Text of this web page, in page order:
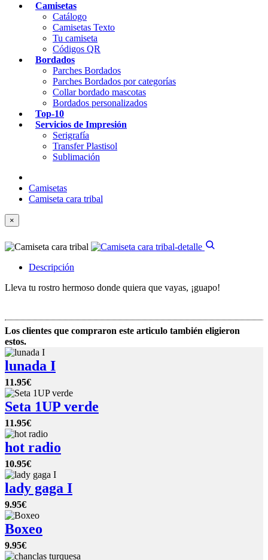
Camisetas
Catálogo
Camisetas Texto
Tu camiseta
Códigos QR
Bordados
Parches Bordados
Parches Bordados por categorías
Collar bordado mascotas
Bordados personalizados
Top-10
Servicios de Impresión
Serigrafía
Transfer Plastisol
Sublimación
Camisetas
Camiseta cara tribal
×
Descripción
Lleva tu rostro hermoso donde quiera que vayas, ¡guapo!
Los clientes que compraron este articulo también eligieron
estos.
lunada I
11.95€
Seta 1UP verde
11.95€
hot radio
10.95€
lady gaga I
9.95€
Boxeo
9.95€